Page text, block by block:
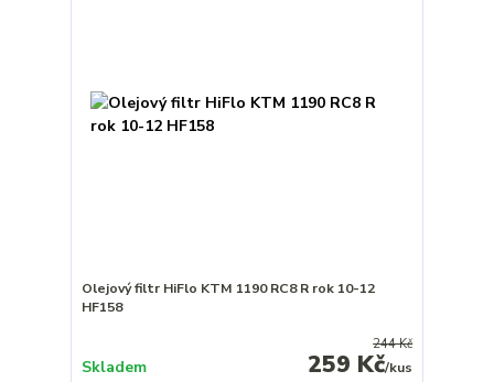
Olejový filtr HiFlo KTM 1190 RC8 R rok 10-12
HF158
244 Kč
259 Kč/kus
Skladem